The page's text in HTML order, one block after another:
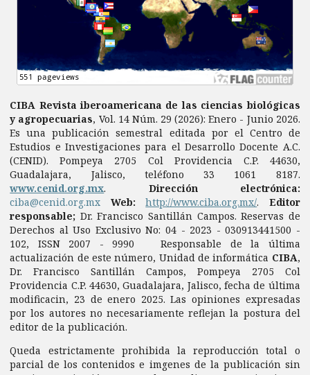
CIBA Revista iberoamericana de las ciencias biológicas
y agropecuarias, Vol. 14 Núm. 29 (2026): Enero - Junio 2026.
Es una publicación semestral editada por el Centro de
Estudios e Investigaciones para el Desarrollo Docente A.C.
(CENID). Pompeya 2705 Col Providencia C.P. 44630,
Guadalajara, Jalisco, teléfono 33 1061 8187.
www.cenid.org.mx. Dirección electrónica:
ciba@cenid.org.mx
Web: http://www.ciba.org.mx/. Editor
responsable; Dr. Francisco Santillán Campos. Reservas de
Derechos al Uso Exclusivo No: 04 - 2023 - 030913441500 -
102, ISSN 2007 - 9990 Responsable de la última
actualización de este número, Unidad de informática CIBA,
Dr. Francisco Santillán Campos, Pompeya 2705 Col
Providencia C.P. 44630, Guadalajara, Jalisco, fecha de última
modificacin, 23 de enero 2025. Las opiniones expresadas
por los autores no necesariamente reflejan la postura del
editor de la publicación.
Queda estrictamente prohibida la reproducción total o
parcial de los contenidos e imgenes de la publicación sin